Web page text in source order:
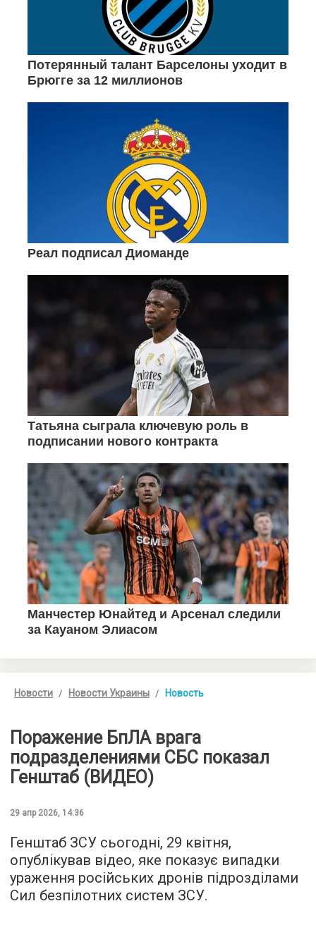
Новости Новости Украины Новость
Поражение БпЛА врага
подразделениями СБС показал
Генштаб (ВИДЕО)
29 апр 2026, 14:36
Генштаб ЗСУ сьогодні, 29 квітня,
опублікував відео, яке показує випадки
ураження російських дронів підрозділами
Сил безпілотних систем ЗСУ.